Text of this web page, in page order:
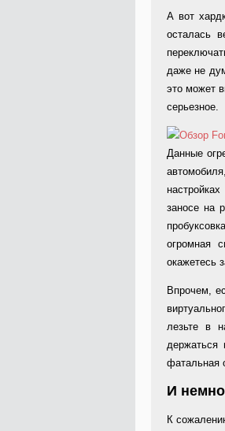
А вот
осталась
даже не
это может
серьезное.
Данные
заносе на
огромная
окажетесь
Впрочем,
лезьте в
держаться
фатальная
И
К